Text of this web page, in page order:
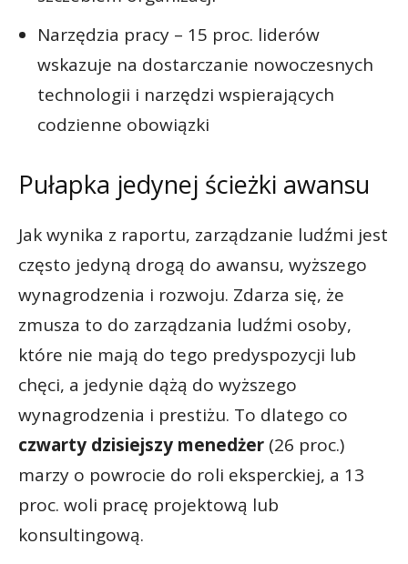
Narzędzia pracy – 15 proc. liderów
wskazuje na dostarczanie nowoczesnych
technologii i narzędzi wspierających
codzienne obowiązki
Pułapka jedynej ścieżki awansu
Jak wynika z raportu, zarządzanie ludźmi jest
często jedyną drogą do awansu, wyższego
wynagrodzenia i rozwoju. Zdarza się, że
zmusza to do zarządzania ludźmi osoby,
które nie mają do tego predyspozycji lub
chęci, a jedynie dążą do wyższego
wynagrodzenia i prestiżu. To dlatego co
czwarty dzisiejszy menedżer (26 proc.)
marzy o powrocie do roli eksperckiej, a 13
proc. woli pracę projektową lub
konsultingową.